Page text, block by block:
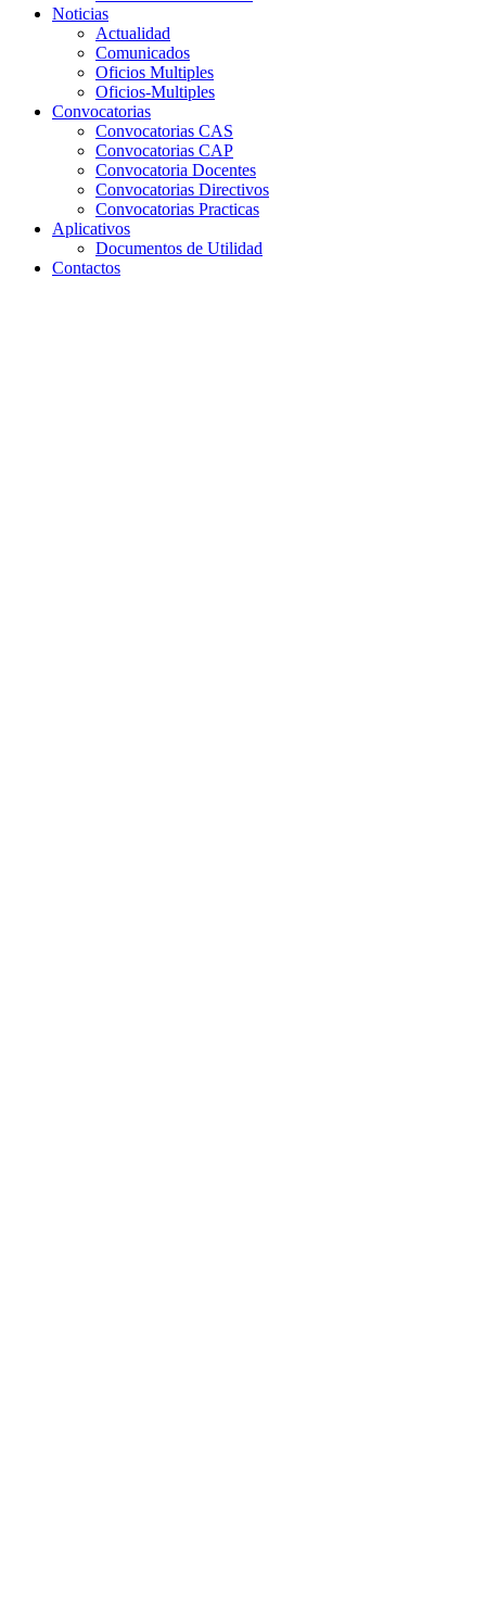
Noticias
Actualidad
Comunicados
Oficios Multiples
Oficios-Multiples
Convocatorias
Convocatorias CAS
Convocatorias CAP
Convocatoria Docentes
Convocatorias Directivos
Convocatorias Practicas
Aplicativos
Documentos de Utilidad
Contactos